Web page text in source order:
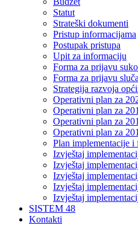
Statut
Strateški dokumenti
Pristup informacijama
Postupak pristupa
Upit za informaciju
Forma za prijavu
Forma za prijavu
Strategija razvoja
Operativni plan za
Operativni plan za
Operativni plan za
Operativni plan za
Plan implementacije
Izvještaj
Izvještaj
Izvještaj
Izvještaj
Izvještaj
SISTEM 48
Kontakti